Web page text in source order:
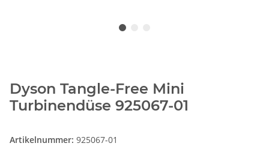
Dyson Tangle-Free Mini
Turbinendüse 925067-01
Artikelnummer: 925067-01